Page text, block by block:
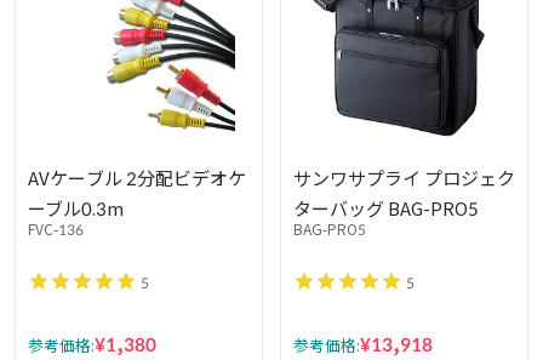
AVケーブル 2分配ビデオケ
ーブル0.3m
FVC-136
5
参考価格:¥1,380
サンワサプライ プロジェク
ターバッグ BAG-PRO5
BAG-PRO5
5
参考価格:¥13,918